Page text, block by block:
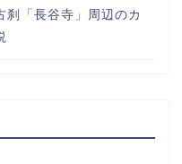
刹「長谷寺」周辺のカ